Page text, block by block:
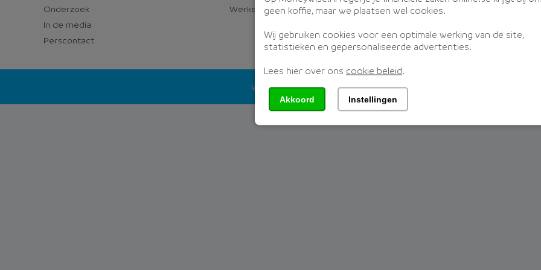
Onderzoek
In de media
Perscontact
Werken bij Moneywise
Disclaimer
Wagonette 2a, 3897 AD, Zeewolde| KvKnr:
geen koffie, maar we plaatsen wel cookies.
Wij gebruiken cookies voor een optimale werking van de site,
statistieken en gepersonaliseerde advertenties.
Lees hier over ons cookie beleid.
Akkoord Instellingen